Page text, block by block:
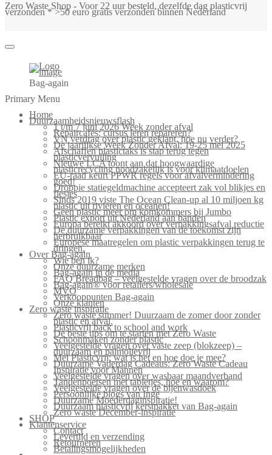
Zero Waste Shop - Voor 22 uur besteld, dezelfde dag plasticvrij
verzonden * >50 euro gratis verzonden binnen Nederland
Bag-again
Primary Menu
Home
Duurzaamheidsnieuwsflash
1 t/m 7 juni 2026 Week zonder afval
Repaircafés: cursus leren repareren?
VN verdrag over plastic geklapt, hoe nu verder?
De jaarlijkse Week Zonder Afval: 19-25 mei 2025
Afschaffen plastictaks is stap terug tegen
plasticvervuiling
Nieuwe LCA toont aan dat hoogwaardige
plasticrecycling noodzakelijk is voor klimaatdoelen
EU-raad keurt PPWR regels voor afvalvermindering
goed!
Droppie statiegeldmachine accepteert zak vol blikjes en
flesjes
Sinds 2019 viste The Ocean Clean-up al 10 miljoen kg
plastic uit rivieren en oceanen!
Geen plastic meer om komkommers bij Jumbo
Plastic export uit Nederland aan banden
Europa bereikt akkoord over verpakkingsafval reductie
De duurzame verpakkingen van de toekomst zijn
herbruikbaar
Europese maatregelen om plastic verpakkingen terug te
dringen.
Over Bag-again
Wie ben ik?
Onze duurzame merken
Bag-again in de media
FAQ Breadbag – veelgestelde vragen over de broodzak
Bag-again® voor retailers/wholesale
MVO
Verkooppunten Bag-again
Onze klanten
Zero waste inspiratie
Zero waste summer! Duurzaam de zomer door zonder
plastic en afval.
Plasticvrij back to school and work
De beste tips om te starten met Zero Waste
Schoonmaken zonder plastic
Veelgestelde vragen over vaste zeep (blokzeep) –
duurzaam en palmolievrij
Mei Plasticvrij: wat is het en hoe doe je mee?
Duurzame Vaderdag Cadeaus: Zero Waste Cadeau
Inspiratie voor Mannen
Veelgestelde vragen over wasbaar maandverband
Tandenpoetsen met tabletjes, hoe en waarom?
Veelgestelde vragen over de bijenwasdoek
Persoonlijke blogs van Inge
Duurzame Moederdaginspiratie!
Duurzaam plasticvrij kerstpakket van Bag-again
Zero waste December-inspiratie
SHOP
Klantenservice
Contact
Levertijd en verzending
Retourneren
Betalingsmogelijkheden